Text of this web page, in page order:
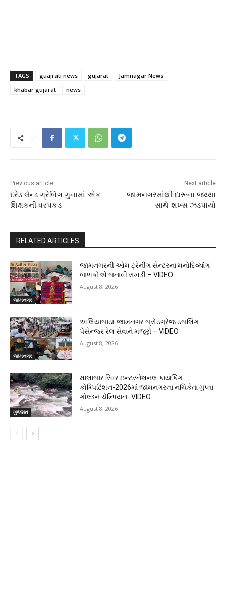
TAGS guajrati news gujarat
Jamnagar News
khabar gujarat
news
Previous article
દરેડ લેન્ડ ગ્રેબિંગ ગુનામાં એક
શિક્ષકની ધરપકડ
Next article
જામનગરમાંથી દારૂના જથ્થા
સાથે શખ્સ ઝડપાયો
RELATED ARTICLES
જામનગર
જામનગરની ઓમ ટ્રેનીંગ સેન્ટરના મનોદિવ્યાંગ
બાળકોએ બનાવી રાખડી – VIDEO
August 8, 2026
જામનગર
અલિયાબાડા-જામનગર બ્રોડગ્રેજ ડબલિંગ
પેસેન્જર રેલ સેવાને મંજૂરી – VIDEO
August 8, 2026
ગુજરાત
માલાબાર રિવર ઇન્ટરનેશનલ કાયકિંગ
કોમ્પિટિશન-2026માં જામનગરના નચિકેતા ગુપ્તા
ગોલ્ડન ચેમ્પિયન- VIDEO
August 8, 2026